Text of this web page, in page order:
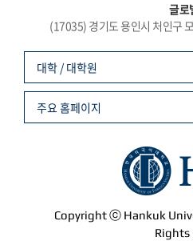
글로
(17035) 경기도 용인시 처인구
Copyright ⓒ Hankuk
Rights
대학 / 대학원
주요 홈페이지